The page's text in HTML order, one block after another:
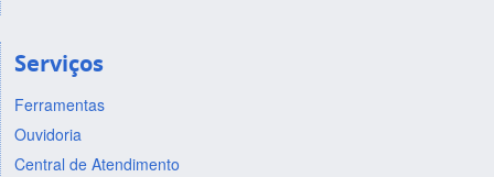
Serviços
Ferramentas
Ouvidoria
Central de Atendimento